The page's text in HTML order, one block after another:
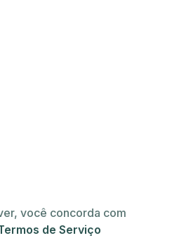
você concorda com
de Serviço